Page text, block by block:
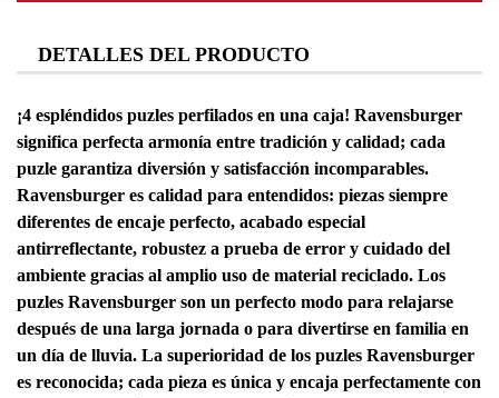
DETALLES DEL PRODUCTO
¡4 espléndidos puzles perfilados en una caja! Ravensburger
significa perfecta armonía entre tradición y calidad; cada
puzle garantiza diversión y satisfacción incomparables.
Ravensburger es calidad para entendidos: piezas siempre
diferentes de encaje perfecto, acabado especial
antirreflectante, robustez a prueba de error y cuidado del
ambiente gracias al amplio uso de material reciclado. Los
puzles Ravensburger son un perfecto modo para relajarse
después de una larga jornada o para divertirse en familia en
un día de lluvia. La superioridad de los puzles Ravensburger
es reconocida; cada pieza es única y encaja perfectamente con